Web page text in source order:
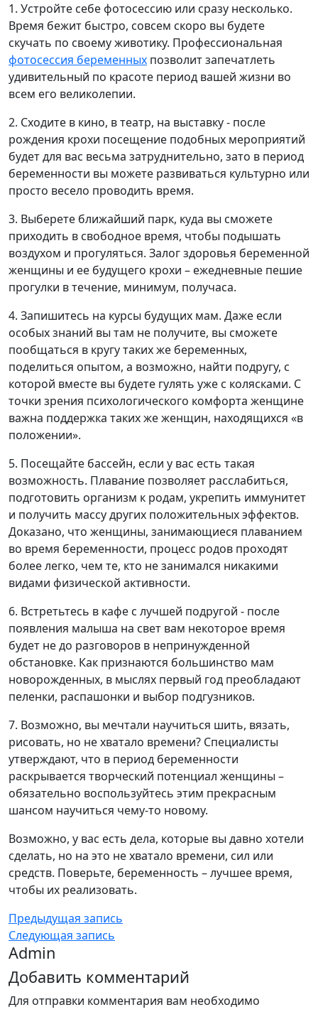
1. Устройте себе фотосессию или сразу несколько.
Время бежит быстро, совсем скоро вы будете
скучать по своему животику. Профессиональная
фотосессия беременных позволит запечатлеть
удивительный по красоте период вашей жизни во
всем его великолепии.
2. Сходите в кино, в театр, на выставку - после
рождения крохи посещение подобных мероприятий
будет для вас весьма затруднительно, зато в период
беременности вы можете развиваться культурно или
просто весело проводить время.
3. Выберете ближайший парк, куда вы сможете
приходить в свободное время, чтобы подышать
воздухом и прогуляться. Залог здоровья беременной
женщины и ее будущего крохи – ежедневные пешие
прогулки в течение, минимум, получаса.
4. Запишитесь на курсы будущих мам. Даже если
особых знаний вы там не получите, вы сможете
пообщаться в кругу таких же беременных,
поделиться опытом, а возможно, найти подругу, с
которой вместе вы будете гулять уже с колясками. С
точки зрения психологического комфорта женщине
важна поддержка таких же женщин, находящихся «в
положении».
5. Посещайте бассейн, если у вас есть такая
возможность. Плавание позволяет расслабиться,
подготовить организм к родам, укрепить иммунитет
и получить массу других положительных эффектов.
Доказано, что женщины, занимающиеся плаванием
во время беременности, процесс родов проходят
более легко, чем те, кто не занимался никакими
видами физической активности.
6. Встретьтесь в кафе с лучшей подругой - после
появления малыша на свет вам некоторое время
будет не до разговоров в непринужденной
обстановке. Как признаются большинство мам
новорожденных, в мыслях первый год преобладают
пеленки, распашонки и выбор подгузников.
7. Возможно, вы мечтали научиться шить, вязать,
рисовать, но не хватало времени? Специалисты
утверждают, что в период беременности
раскрывается творческий потенциал женщины –
обязательно воспользуйтесь этим прекрасным
шансом научиться чему-то новому.
Возможно, у вас есть дела, которые вы давно хотели
сделать, но на это не хватало времени, сил или
средств. Поверьте, беременность – лучшее время,
чтобы их реализовать.
Предыдущая запись
Следующая запись
Admin
Добавить комментарий
Для отправки комментария вам необходимо